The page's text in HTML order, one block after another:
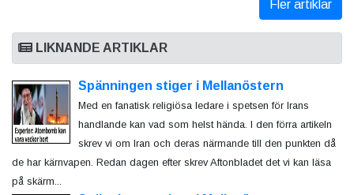
Fler artiklar
LIKNANDE ARTIKLAR
Spänningen stiger i Mellanöstern
Med en fanatisk religiösa ledare i spetsen för Irans
handlande kan vad som helst hända. I den förra artikeln
skrev vi om Iran och deras närmande till den punkten då
de har kärnvapen. Redan dagen efter skrev Aftonbladet det vi kan läsa
på skärm...